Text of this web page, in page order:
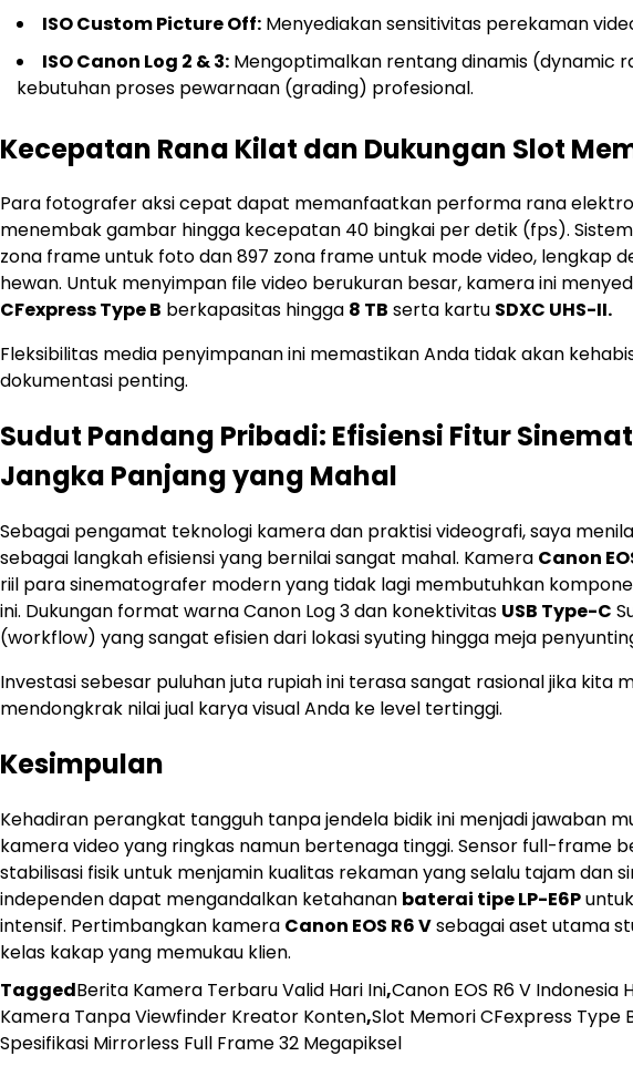
ISO Custom Picture Off: Menyediakan sensitivitas perekaman
ISO Canon Log 2 & 3: Mengoptimalkan rentang dinamis (dynamic
kebutuhan proses pewarnaan (grading) profesional.
Kecepatan Rana Kilat dan Dukungan Slot
Para fotografer aksi cepat dapat memanfaatkan performa rana
menembak gambar hingga kecepatan 40 bingkai per detik (fps).
zona frame untuk foto dan 897 zona frame untuk mode video, lengkap
hewan. Untuk menyimpan file video berukuran besar, kamera ini
CFexpress Type B berkapasitas hingga 8 TB serta kartu SDXC UHS-II.
Fleksibilitas media penyimpanan ini memastikan Anda tidak akan
dokumentasi penting.
Sudut Pandang Pribadi: Efisiensi Fitur
Jangka Panjang yang Mahal
Sebagai pengamat teknologi kamera dan praktisi videografi, saya
sebagai langkah efisiensi yang bernilai sangat mahal. Kamera Canon
riil para sinematografer modern yang tidak lagi membutuhkan
ini. Dukungan format warna Canon Log 3 dan konektivitas USB Type-C
(workflow) yang sangat efisien dari lokasi syuting hingga meja
Investasi sebesar puluhan juta rupiah ini terasa sangat rasional jika
mendongkrak nilai jual karya visual Anda ke level tertinggi.
Kesimpulan
Kehadiran perangkat tangguh tanpa jendela bidik ini menjadi jawaban
kamera video yang ringkas namun bertenaga tinggi. Sensor full-frame
stabilisasi fisik untuk menjamin kualitas rekaman yang selalu tajam dan
independen dapat mengandalkan ketahanan baterai tipe LP-E6P
intensif. Pertimbangkan kamera Canon EOS R6 Vsebagai aset utama
kelas kakap yang memukau klien.
TaggedBerita Kamera Terbaru Valid Hari Ini,Canon EOS R6 V Indonesia
Kamera Tanpa Viewfinder Kreator Konten,Slot Memori CFexpress Type
Spesifikasi Mirrorless Full Frame 32 Megapiksel